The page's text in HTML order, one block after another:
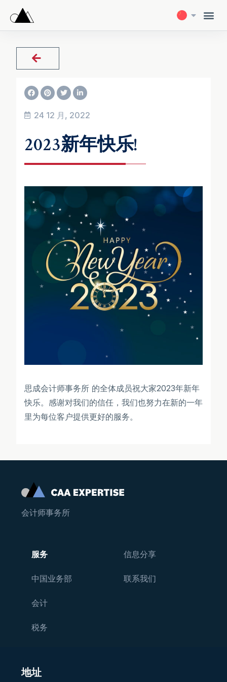
24 12 月, 2022
2023新年快乐!
思成会计师事务所 的全体成员祝大家2023年新年
快乐。感谢对我们的信任，我们也努力在新的一年
里为每位客户提供更好的服务。
会计师事务所
服务
中国业务部
会计
税务
信息分享
联系我们
地址